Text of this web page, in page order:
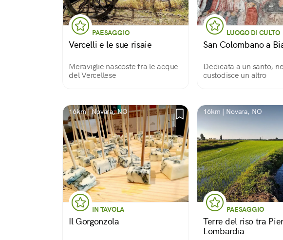
PAESAGGIO
Vercelli e le sue risaie
Meraviglie nascoste fra le acque
del Vercellese
LUOGO DI CULTO
San Colombano a
Dedicata a un santo, ne
custodisce un altro
16km | Novara, NO
IN TAVOLA
Il Gorgonzola
16km | Novara, NO
PAESAGGIO
Terre del riso tra
Lombardia